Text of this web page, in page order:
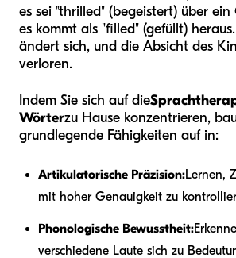
es sei "thrilled" (begeistert) über
es kommt als "filled" (gefüllt)
ändert sich, und die Absicht des
verloren.
Indem Sie sich auf die
Wörterzu Hause konzentrieren,
grundlegende Fähigkeiten auf in:
Artikulatorische Präzision:Lernen,
mit hoher Genauigkeit zu
Phonologische Bewusstheit:
verschiedene Laute sich zu